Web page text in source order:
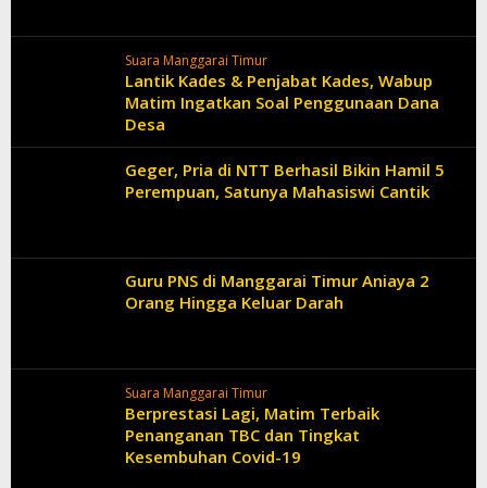
Suara Manggarai Timur
Lantik Kades & Penjabat Kades, Wabup
Matim Ingatkan Soal Penggunaan Dana
Desa
Geger, Pria di NTT Berhasil Bikin Hamil 5
Perempuan, Satunya Mahasiswi Cantik
Guru PNS di Manggarai Timur Aniaya 2
Orang Hingga Keluar Darah
Suara Manggarai Timur
Berprestasi Lagi, Matim Terbaik
Penanganan TBC dan Tingkat
Kesembuhan Covid-19